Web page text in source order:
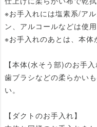
※お手入れには塩素系/ア
ン、アルコールなどは使
※お手入れのあとは、本体
【本体(水そう部)のお手入
歯ブラシなどの柔らかい
い。
【ダクトのお手入れ】